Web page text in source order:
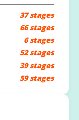
37 stages
66 stages
6 stages
52 stages
39 stages
59 stages